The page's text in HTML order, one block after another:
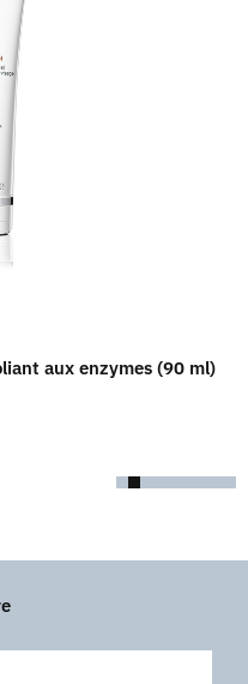
aux enzymes (90 ml)